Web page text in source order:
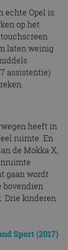
echte Opel is.
op het
laten weinig
assistentie)
heeft in
ruimte. En
de Mokka X,
gaan wordt
bovendien
Drie kinderen
Sport (2017)